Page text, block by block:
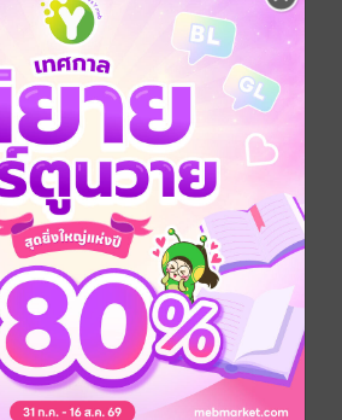
อภัยด้วยนะคะ
มูลในหัวข้อที่คุณกำลังชมค่ะ